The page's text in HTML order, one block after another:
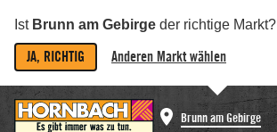
Ist Brunn am Gebirge der richtige Markt?
JA, RICHTIG Anderen Markt wählen
Brunn am Gebirge